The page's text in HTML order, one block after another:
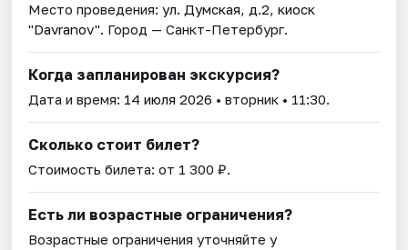
Место проведения:ул. Думская, д.2, киоск
"Davranov". Город — Санкт-Петербург.
Когда запланирован экскурсия?
Дата и время: 14 июля 2026 • вторник • 11:30.
Сколько стоит билет?
Стоимость билета: от 1 300 ₽.
Есть ли возрастные ограничения?
Возрастные ограничения уточняйте у